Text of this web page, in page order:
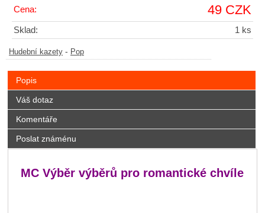
Cena: 49 CZK
Sklad: 1 ks
Hudební kazety - Pop
Popis
Váš dotaz
Komentáře
Poslat známénu
MC Výběr výběrů pro romantické chvíle